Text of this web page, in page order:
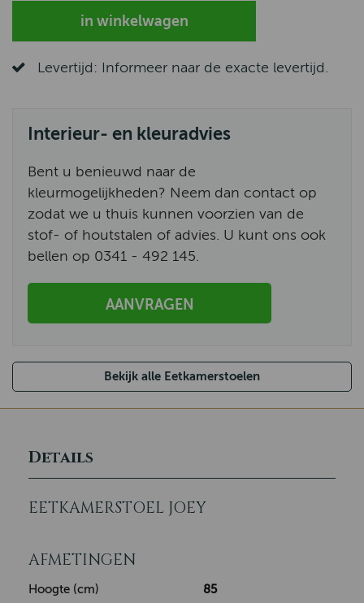
Levertijd: Informeer naar de exacte levertijd.
Interieur- en kleuradvies
Bent u benieuwd naar de
kleurmogelijkheden? Neem dan contact op
zodat we u thuis kunnen voorzien van de
stof- of houtstalen of advies. U kunt ons ook
bellen op 0341 - 492 145.
AANVRAGEN
Bekijk alle Eetkamerstoelen
Details
EETKAMERSTOEL JOEY
AFMETINGEN
Hoogte (cm)
85